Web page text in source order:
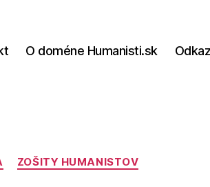
O doméne Humanisti.sk
Kategórie
ZOŠITY HUMANISTOV